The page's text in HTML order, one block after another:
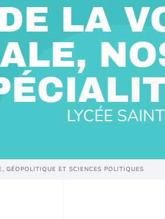
LA
LYCÉE
GÉOPOLITIQUE ET SCIENCES POLITIQUES